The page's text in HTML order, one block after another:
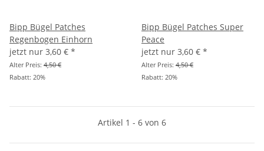
Bipp Bügel Patches
Regenbogen Einhorn
jetzt nur 3,60 € *
Alter Preis: 4,50 €
Rabatt: 20%
Bipp Bügel Patches Super
Peace
jetzt nur 3,60 € *
Alter Preis: 4,50 €
Rabatt: 20%
Artikel 1 - 6 von 6